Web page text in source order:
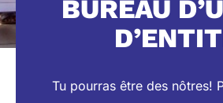
BUREAU
Tu pourras être des nôtres!